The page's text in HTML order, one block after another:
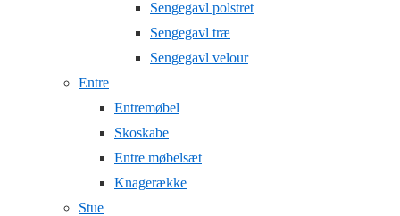
Sengegavl polstret
Sengegavl træ
Sengegavl velour
Entre
Entremøbel
Skoskabe
Entre møbelsæt
Knagerække
Stue